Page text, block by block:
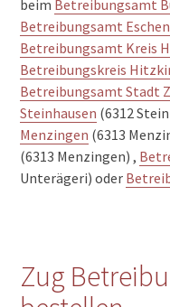
beim Betreibungsamt
Betreibungsamt
Betreibungsamt Kreis
Betreibungskreis
Betreibungsamt Stadt
Steinhausen (6312
Menzingen (6313
(6313 Menzingen) ,
Unterägeri) oder
Zug